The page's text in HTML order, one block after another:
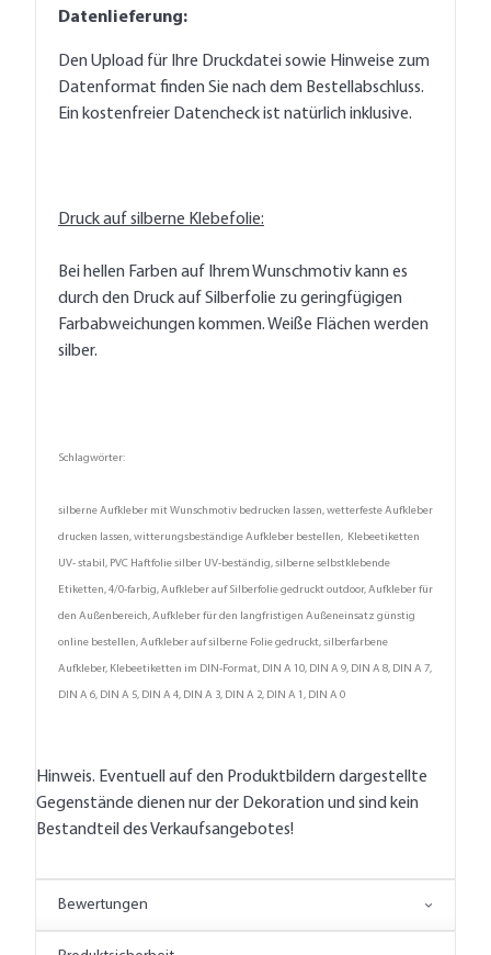
Datenlieferung:
Den Upload für Ihre Druckdatei sowie Hinweise zum
Datenformat finden Sie nach dem Bestellabschluss.
Ein kostenfreier Datencheck ist natürlich inklusive.
Druck auf silberne Klebefolie:
Bei hellen Farben auf Ihrem Wunschmotiv kann es
durch den Druck auf Silberfolie zu geringfügigen
Farbabweichungen kommen. Weiße Flächen werden
silber.
Schlagwörter:
silberne Aufkleber mit Wunschmotiv bedrucken lassen, wetterfeste Aufkleber
drucken lassen, witterungsbeständige Aufkleber bestellen, Klebeetiketten
UV- stabil, PVC Haftfolie silber UV-beständig, silberne selbstklebende
Etiketten, 4/0-farbig, Aufkleber auf Silberfolie gedruckt outdoor, Aufkleber für
den Außenbereich, Aufkleber für den langfristigen Außeneinsatz günstig
online bestellen, Aufkleber auf silberne Folie gedruckt, silberfarbene
Aufkleber, Klebeetiketten im DIN-Format, DIN A 10, DIN A 9, DIN A 8, DIN A 7,
DIN A 6, DIN A 5, DIN A 4, DIN A 3, DIN A 2, DIN A 1, DIN A 0
Hinweis. Eventuell auf den Produktbildern dargestellte
Gegenstände dienen nur der Dekoration und sind kein
Bestandteil des Verkaufsangebotes!
Bewertungen